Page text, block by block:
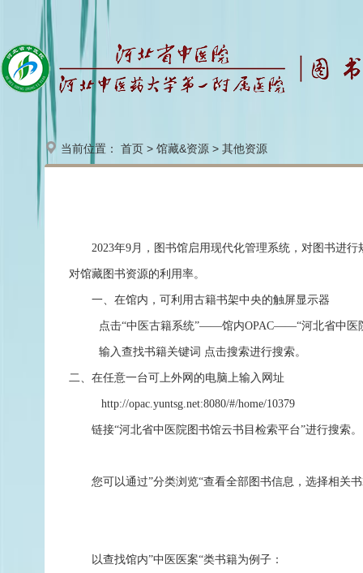
当前位置： 首页 > 馆藏&资源 > 其他资源
2023年9月，图书馆启用现代化管理系统，对图书进
对馆藏图书资源的利用率。
一、在馆内，可利用古籍书架中央的触屏显示器
点击“中医古籍系统”——馆内OPAC——“河北省中医
输入查找书籍关键词 点击搜索进行搜索。
二、在任意一台可上外网的电脑上输入网址
http://opac.yuntsg.net:8080/#/home/10379
链接“河北省中医院图书馆云书目检索平台”进行搜索。
您可以通过”分类浏览“查看全部图书信息，选择相关
以查找馆内”中医医案“类书籍为例子：